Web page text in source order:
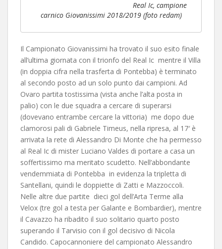
Real Ic, campione
carnico Giovanissimi 2018/2019 (foto redam)
Il Campionato Giovanissimi ha trovato il suo esito finale
all’ultima giornata con il trionfo del Real Ic mentre il Villa
(in doppia cifra nella trasferta di Pontebba) è terminato
al secondo posto ad un solo punto dai campioni. Ad
Ovaro partita tostissima (vista anche l’alta posta in
palio) con le due squadra a cercare di superarsi
(dovevano entrambe cercare la vittoria) me dopo due
clamorosi pali di Gabriele Timeus, nella ripresa, al 17′ è
arrivata la rete di Alessandro Di Monte che ha permesso
al Real Ic di mister Luciano Valdes di portare a casa un
soffertissimo ma meritato scudetto. Nell’abbondante
vendemmiata di Pontebba in evidenza la tripletta di
Santellani, quindi le doppiette di Zatti e Mazzoccoli.
Nelle altre due partite dieci gol dell’Arta Terme alla
Velox (tre gol a testa per Galante e Bombardier), mentre
il Cavazzo ha ribadito il suo solitario quarto posto
superando il Tarvisio con il gol decisivo di Nicola
Candido. Capocannoniere del campionato Alessandro